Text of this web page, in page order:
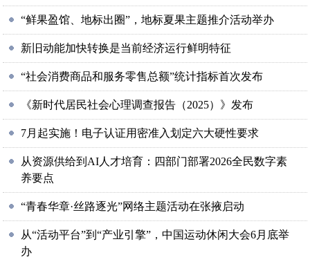
“鲜果盈馆、地标出圈”，地标夏果主题推介活动举办
新旧动能加快转换是当前经济运行鲜明特征
“社会消费商品和服务零售总额”统计指标首次发布
《新时代居民社会心理调查报告（2025）》发布
7月起实施！电子认证用密准入划定六大硬性要求
从资源供给到AI人才培育：四部门部署2026全民数字素
养要点
“青春华章·丝路逐光”网络主题活动在张掖启动
从“活动平台”到“产业引擎”，中国运动休闲大会6月底举
办